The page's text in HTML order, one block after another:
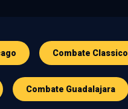
Combate Classico
Combate Guadalajara